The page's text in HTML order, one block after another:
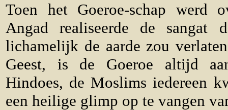
Toen het Goeroe-schap werd
Angad realiseerde de sangat
lichamelijk de aarde zou
Geest, is de Goeroe altijd
Hindoes, de Moslims iedereen
een heilige glimp op te vangen